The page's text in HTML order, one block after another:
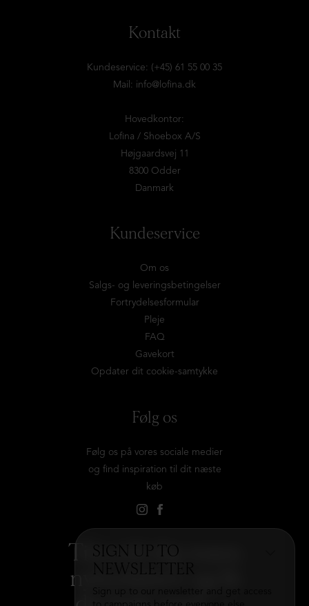
SIGN UP TO
Kontakt
Kundeservice: (+45) 61 55 00 35
Mail: info@lofina.dk
Hovedkontor:
Lofina / Shoebox A/S
Højgaardsvej 11
8300 Odder
Danmark
Kundeservice
Om os
Salgs- og leveringsbetingelser
Fortrydelsesformular
Pleje
FAQ
Gavekort
Opdater dit cookie-samtykke
Følg os
Følg os på vores sociale medier
og find inspiration til dit næste
køb
Tilmeld dig vores
nyhedsbrev og få